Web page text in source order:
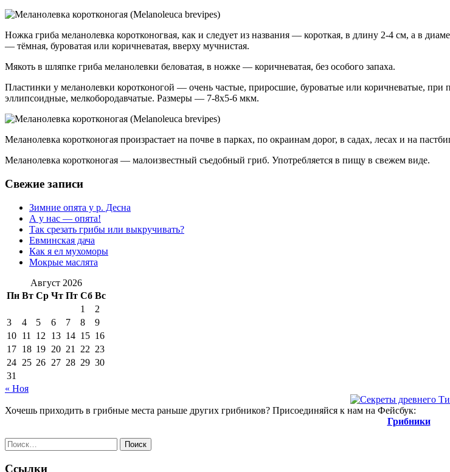
Ножка гриба меланолевка коротконогвая, как и следует из названия — короткая, в длину 2-4 см, а в
— тёмная, буроватая или коричневатая, вверху мучнистая.
Мякоть в шляпке гриба меланолевки беловатая, в ножке — коричневатая, без особого запаха.
Пластинки у меланолевки коротконогой — очень частые, приросшие, буроватые или коричневатые,
эллипсоидные, мелкобородавчатые. Размеры — 7-8х5-6 мкм.
Меланолевка коротконогая произрастает на почве в парках, по окраинам дорог, в садах, лесах и на
Меланолевка коротконогая — малоизвестный съедобный гриб. Употребляется в пищу в свежем виде.
Свежие записи
Зимние опята у р. Десна
А у нас — опята!
Так срезать грибы или выкручивать?
Евминская дача
Как я ел мухоморы
Мокрые маслята
Август 2026
Пн Вт Ср Чт Пт Сб Вс
1
2
3
4 5 6 7 8
9
10 11 12 13 14 15 16
17 18 19 20 21 22 23
24 25 26 27 28 29 30
31
« Ноя
Хочешь приходить в грибные места раньше других грибников? Присоединяйся к нам на Фейсбук:
Грибники
Найти:
Ссылки